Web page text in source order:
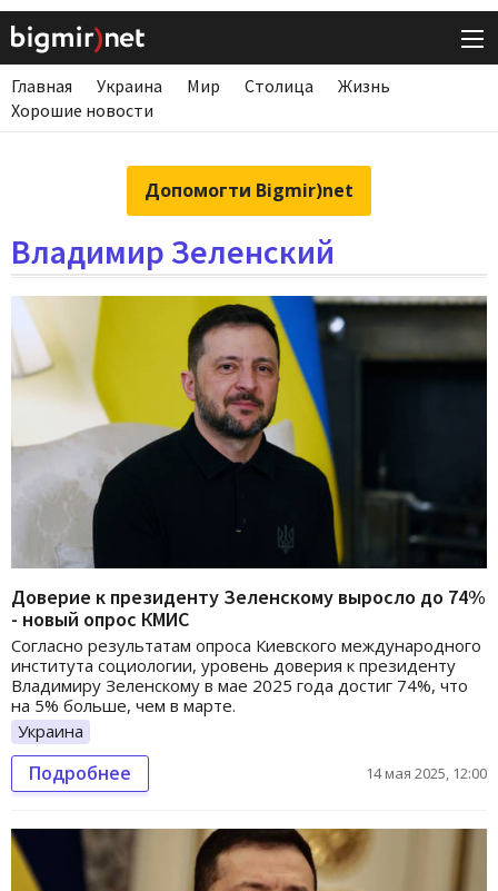
Главная Украина Мир Столица
Жизнь
Хорошие новости
Допомогти Bigmir)net
Владимир Зеленский
Доверие к президенту Зеленскому выросло до 74%
- новый опрос КМИС
Согласно результатам опроса Киевского международного
института социологии, уровень доверия к президенту
Владимиру Зеленскому в мае 2025 года достиг 74%, что
на 5% больше, чем в марте.
Украина
Подробнее 14 мая 2025, 12:00